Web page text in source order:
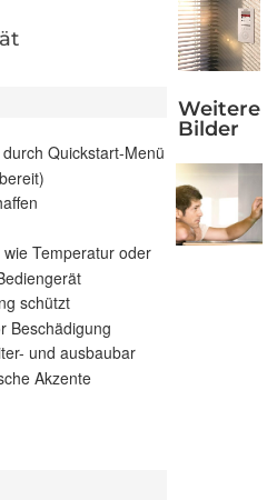
Quickstart-Menü
Temperatur oder
schützt
Beschädigung
und ausbaubar
Akzente
Weitere
Bilder